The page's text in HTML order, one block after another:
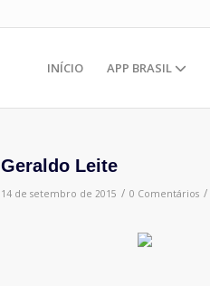
INÍCIO APP BRASIL
Geraldo Leite
14 de setembro de 2015 / 0 Comentários /